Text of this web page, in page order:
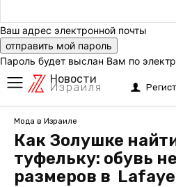
Ваш адрес электронной почты
Пароль будет выслан Вам по
Новости
Израиля
Мода в Израиле
Как Золушке
туфельку: обувь
размеров в